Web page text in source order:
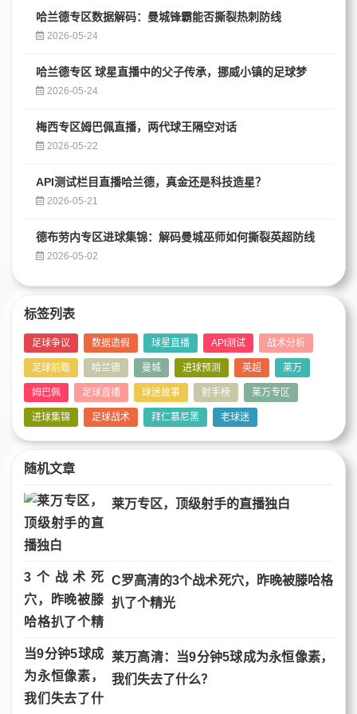
哈兰德专区数据解码：曼城锋霸能否撕裂热刺防线
2026-05-24
哈兰德专区 球星直播中的父子传承，挪威小镇的足球梦
2026-05-24
梅西专区姆巴佩直播，两代球王隔空对话
2026-05-22
API测试栏目直播哈兰德，真金还是科技造星？
2026-05-21
德布劳内专区进球集锦：解码曼城巫师如何撕裂英超防线
2026-05-02
标签列表
足球争议 数据造假 球星直播 API测试 战术分析
足球前瞻 哈兰德 曼城 进球预测 英超 莱万
姆巴佩 足球直播 球迷故事 射手榜 莱万专区
进球集锦 足球战术 拜仁慕尼黑 老球迷
随机文章
莱万专区，顶级射手的直播独白
C罗高清的3个战术死穴，昨晚被滕哈格
扒了个精光
莱万高清：当9分钟5球成为永恒像素，
我们失去了什么？